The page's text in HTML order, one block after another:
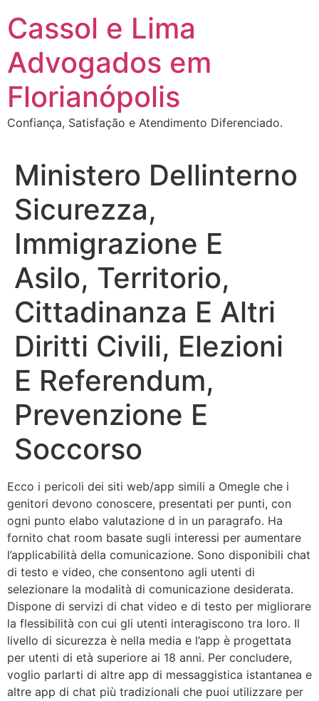
para
conteúdo
Cassol e Lima
Advogados em
Florianópolis
Confiança, Satisfação e Atendimento Diferenciado.
Ministero Dellinterno
Sicurezza,
Immigrazione E
Asilo, Territorio,
Cittadinanza E Altri
Diritti Civili, Elezioni
E Referendum,
Prevenzione E
Soccorso
Ecco i pericoli dei siti web/app simili a Omegle che i
genitori devono conoscere, presentati per punti, con
ogni punto elabo valutazione d in un paragrafo. Ha
fornito chat room basate sugli interessi per aumentare
l’applicabilità della comunicazione. Sono disponibili chat
di testo e video, che consentono agli utenti di
selezionare la modalità di comunicazione desiderata.
Dispone di servizi di chat video e di testo per migliorare
la flessibilità con cui gli utenti interagiscono tra loro. Il
livello di sicurezza è nella media e l’app è progettata
per utenti di età superiore ai 18 anni. Per concludere,
voglio parlarti di altre app di messaggistica istantanea e
altre app di chat più tradizionali che puoi utilizzare per